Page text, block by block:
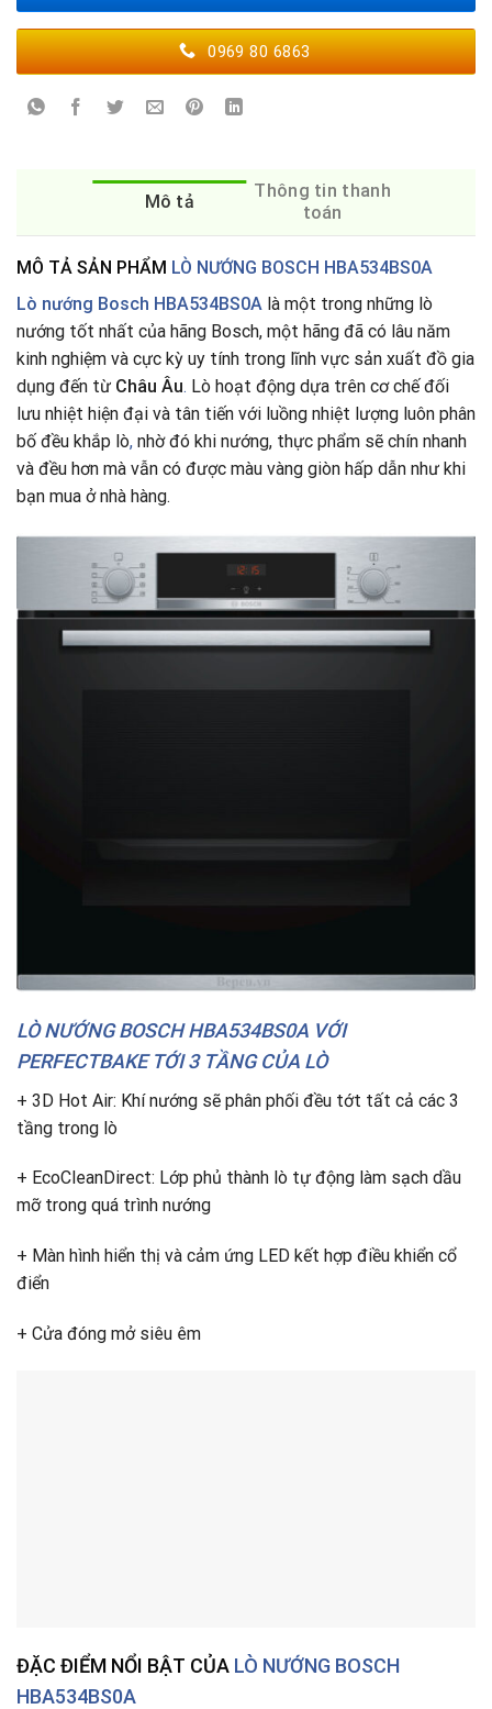
0969 80 6863
Mô tả
Thông tin thanh
toán
MÔ TẢ SẢN PHẨM LÒ NƯỚNG BOSCH HBA534BS0A
Lò nướng Bosch HBA534BS0A là một trong những lò
nướng tốt nhất của hãng Bosch, một hãng đã có lâu năm
kinh nghiệm và cực kỳ uy tính trong lĩnh vực sản xuất đồ gia
dụng đến từ Châu Âu. Lò hoạt động dựa trên cơ chế đối
lưu nhiệt hiện đại và tân tiến với luồng nhiệt lượng luôn phân
bố đều khắp lò, nhờ đó khi nướng, thực phẩm sẽ chín nhanh
và đều hơn mà vẫn có được màu vàng giòn hấp dẫn như khi
bạn mua ở nhà hàng.
LÒ NƯỚNG BOSCH HBA534BS0A VỚI
PERFECTBAKE TỚI 3 TẦNG CỦA LÒ
+ 3D Hot Air: Khí nướng sẽ phân phối đều tớt tất cả các 3
tầng trong lò
+ EcoCleanDirect: Lớp phủ thành lò tự động làm sạch dầu
mỡ trong quá trình nướng
+ Màn hình hiển thị và cảm ứng LED kết hợp điều khiển cổ
điển
+ Cửa đóng mở siêu êm
ĐẶC ĐIỂM NỔI BẬT CỦA LÒ NƯỚNG BOSCH
HBA534BS0A